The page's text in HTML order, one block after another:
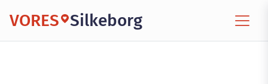
VORES Silkeborg